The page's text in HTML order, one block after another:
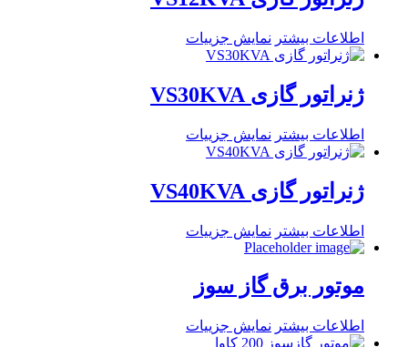
اطلاعات بیشتر نمایش جزییات
ژنراتور گازی VS30KVA
اطلاعات بیشتر نمایش جزییات
ژنراتور گازی VS40KVA
اطلاعات بیشتر نمایش جزییات
موتور برق گاز سوز
اطلاعات بیشتر نمایش جزییات